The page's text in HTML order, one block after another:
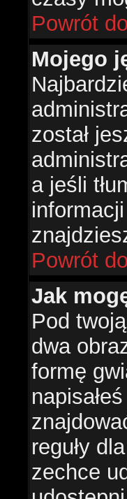
Powrót
Mojego
został
a jeśli
Powrót
Jak
Pod
dwa
formę
reguły
zechce